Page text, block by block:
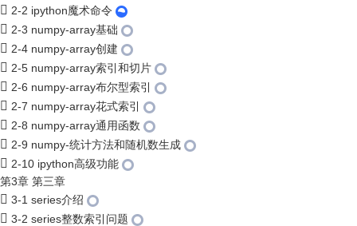
2-2 ipython魔术命令
2-3 numpy-array基础
2-4 numpy-array创建
2-5 numpy-array索引和切片
2-6 numpy-array布尔型索引
2-7 numpy-array花式索引
2-8 numpy-array通用函数
2-9 numpy-统计方法和随机数生成
2-10 ipython高级功能
第3章 第三章
3-1 series介绍
3-2 series整数索引问题